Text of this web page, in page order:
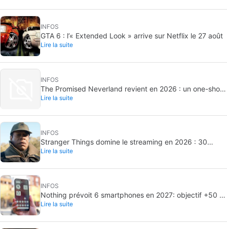
INFOS
GTA 6 : l’« Extended Look » arrive sur Netflix le 27 août
Lire la suite
INFOS
The Promised Neverland revient en 2026 : un one-shot
inédit
Lire la suite
INFOS
Stranger Things domine le streaming en 2026 : 30
milliards de minutes vues
Lire la suite
INFOS
Nothing prévoit 6 smartphones en 2027: objectif +50 %
de livraisons
Lire la suite